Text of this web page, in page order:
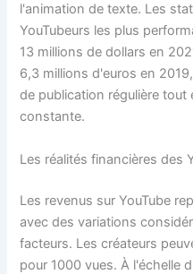
l'animation de texte. Les
YouTubeurs les plus
13 millions de dollars en
6,3 millions d'euros en
de publication régulière tout
constante.
Les réalités financières des
Les revenus sur YouTube
avec des variations
facteurs. Les créateurs
pour 1000 vues. À l'échelle